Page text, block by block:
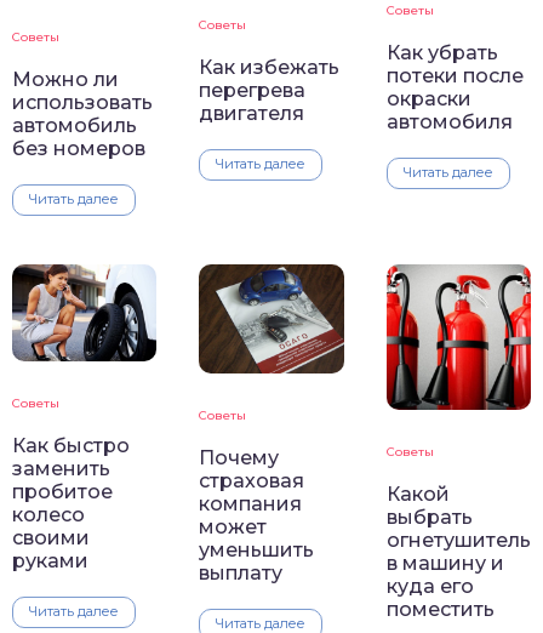
Советы
Можно ли
использовать
автомобиль
без номеров
Читать далее
Советы
Как избежать
перегрева
двигателя
Читать далее
Советы
Как убрать
потеки после
окраски
автомобиля
Читать далее
Советы
Как быстро
заменить
пробитое
колесо
своими
руками
Читать далее
Советы
Почему
страховая
компания
может
уменьшить
выплату
Читать далее
Советы
Какой
выбрать
огнетушитель
в машину и
куда его
поместить